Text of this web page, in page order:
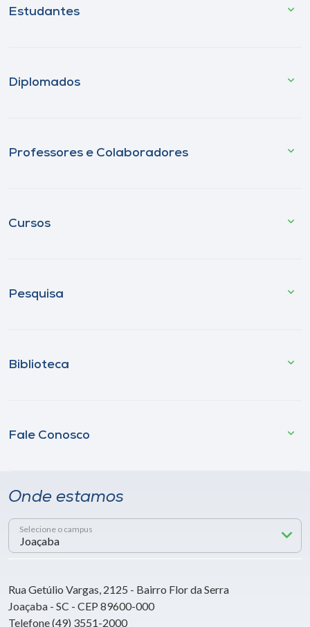
Estudantes
Diplomados
Professores e Colaboradores
Cursos
Pesquisa
Biblioteca
Fale Conosco
Onde estamos
Selecione o campus
Rua Getúlio Vargas, 2125 - Bairro Flor da Serra
Joaçaba - SC - CEP 89600-000
Telefone (49) 3551-2000